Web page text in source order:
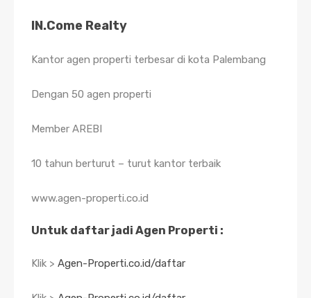
IN.Come Realty
Kantor agen properti terbesar di kota Palembang
Dengan 50 agen properti
Member AREBI
10 tahun berturut – turut kantor terbaik
www.agen-properti.co.id
Untuk daftar jadi Agen Properti :
Klik > Agen-Properti.co.id/daftar